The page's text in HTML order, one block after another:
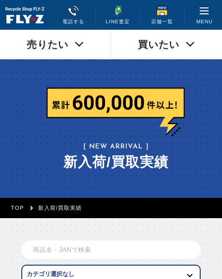
電話する LINE査定 店舗一覧 MENU
売りたい 買いたい
［ NEW ARRIVAL ］
新入荷/買取実績
TOP 新入荷/買取実績